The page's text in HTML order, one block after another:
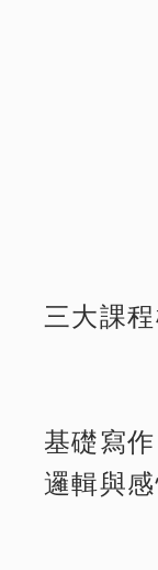
三大課
基礎寫
邏輯與感